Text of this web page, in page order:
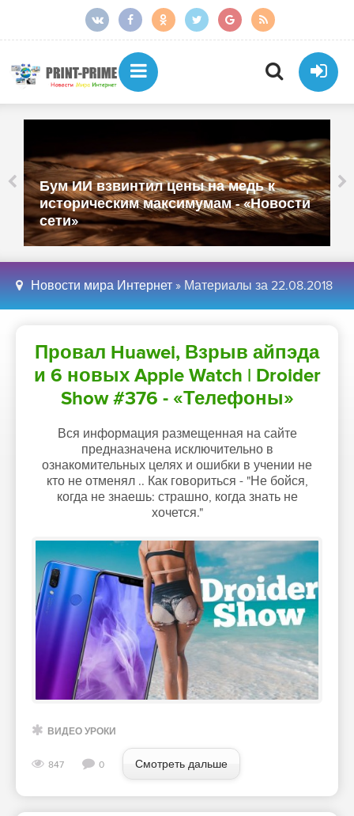
Единственный российский
производитель телевизоров из
реестра Минцифры обанкротился -
«Новости сети»
Новости мира Интернет » Материалы за 22.08.2018
Провал Huawei, Взрыв айпэда
и 6 новых Apple Watch | Droider
Show #376 - «Телефоны»
Вся информация размещенная на сайте
предназначена исключительно в
ознакомительных целях и ошибки в учении не
кто не отменял .. Как говориться - "Не бойся,
когда не знаешь: страшно, когда знать не
хочется."
ВИДЕО УРОКИ
847 0 Смотреть дальше